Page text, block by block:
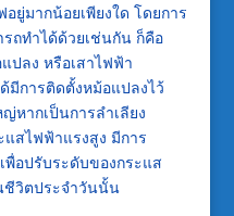
ยู่มากน้อยเพียงใด โดยการ
ถทำได้ด้วยเช่นกัน ก็คือ
ปลง หรือเสาไฟฟ้า
มีการติดตั้งหม้อแปลงไว้
หากเป็นการลำเลียง
สไฟฟ้าแรงสูง มีการ
พื่อปรับระดับของกระแส
ชีวิตประจำวันนั้น